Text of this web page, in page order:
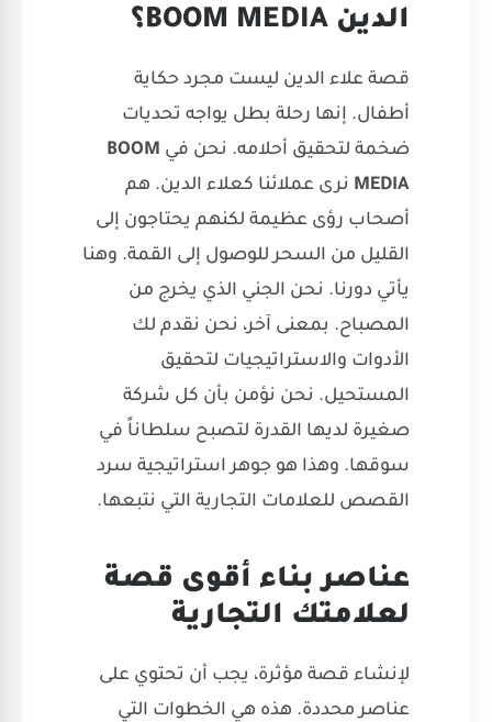
الدين BOOM MEDIA؟
قصة علاء الدين ليست مجرد حكاية
أطفال. إنها رحلة بطل يواجه تحديات
ضخمة لتحقيق أحلامه. نحن في BOOM
MEDIA نرى عملائنا كعلاء الدين. هم
أصحاب رؤى عظيمة لكنهم يحتاجون إلى
القليل من السحر للوصول إلى القمة. وهنا
يأتي دورنا. نحن الجني الذي يخرج من
المصباح. بمعنى آخر، نحن نقدم لك
الأدوات والاستراتيجيات لتحقيق
المستحيل. نحن نؤمن بأن كل شركة
صغيرة لديها القدرة لتصبح سلطاناً في
سوقها. وهذا هو جوهر استراتيجية سرد
القصص للعلامات التجارية التي نتبعها.
عناصر بناء أقوى قصة
لعلامتك التجارية
لإنشاء قصة مؤثرة، يجب أن تحتوي على
عناصر محددة. هذه هي الخطوات التي